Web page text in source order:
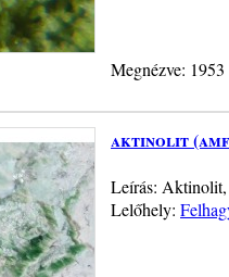
Megnézve:
aktinolit
Leírás: Aktinolit,
Lelőhely: